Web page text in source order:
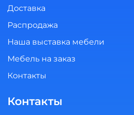
Доставка
Распродажа
Наша выставка мебели
Мебель на заказ
Контакты
Контакты